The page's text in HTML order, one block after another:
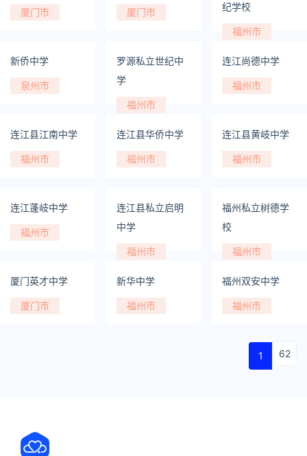
厦门市 厦门市
纪学校
福州市
新侨中学
泉州市
罗源私立世纪中
学
福州市
连江尚德中学
福州市
连江县江南中学
福州市
连江县华侨中学
福州市
连江县黄岐中学
福州市
连江蓬岐中学
福州市
连江县私立启明
中学
福州市
福州私立树德学
校
福州市
厦门英才中学
厦门市
新华中学
福州市
福州双安中学
福州市
1 62